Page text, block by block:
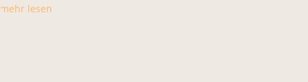
mehr lesen